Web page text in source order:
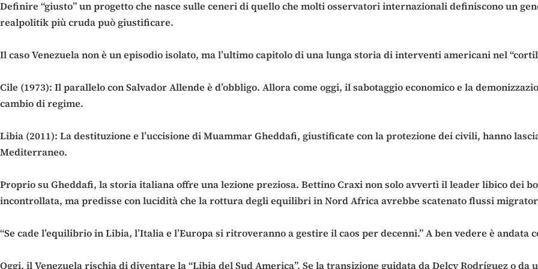
Definire “giusto” un progetto che nasce sulle ceneri di quello che molti osservatori internazionali definiscono un
realpolitik più cruda può giustificare.
Il caso Venezuela non è un episodio isolato, ma l’ultimo capitolo di una lunga storia di interventi americani nel
Cile (1973): Il parallelo con Salvador Allende è d’obbligo. Allora come oggi, il sabotaggio economico e la
cambio di regime.
Libia (2011): La destituzione e l’uccisione di Muammar Gheddafi, giustificate con la protezione dei civili, hanno
Mediterraneo.
Proprio su Gheddafi, la storia italiana offre una lezione preziosa. Bettino Craxi non solo avvertì il leader libico dei
incontrollata, ma predisse con lucidità che la rottura degli equilibri in Nord Africa avrebbe scatenato flussi
“Se cade l’equilibrio in Libia, l’Italia e l’Europa si ritroveranno a gestire il caos per decenni.” A ben vedere è andata
Oggi, il Venezuela rischia di diventare la “Libia del Sud America”. Se la transizione guidata da Delcy Rodríguez o